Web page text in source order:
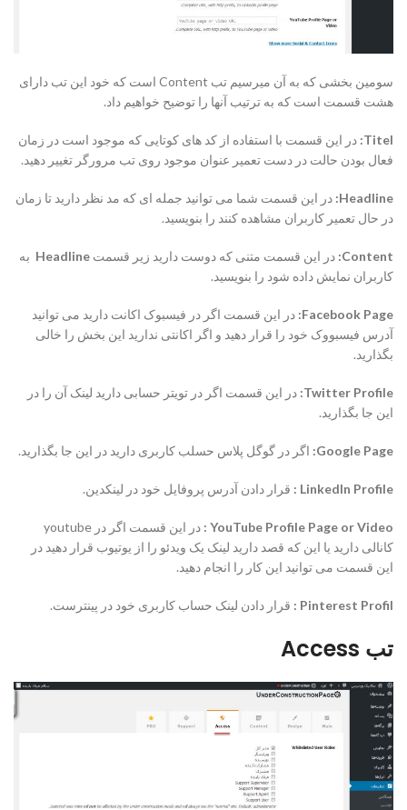
سومین بخشی که به آن میرسیم تب Content است که خود این تب دارای
هشت قسمت است که به ترتیب آنها را توضیح خواهیم داد.
Titel: در این قسمت با استفاده از کد های کوتایی که موجود است در زمان
فعال بودن حالت در دست تعمیر عنوان موجود روی تب مرورگر تغییر دهید.
Headline: در این قسمت شما می توانید جمله ای که مد نظر دارید تا زمان
در حال تعمیر کاربران مشاهده کنند را بنویسید.
Content: در این قسمت متنی که دوست دارید زیر قسمت Headline به
کاربران نمایش داده شود را بنویسید.
Facebook Page: در این قسمت اگر در فیسبوک اکانت دارید می توانید
آدرس فیسبووک خود را قرار دهید و اگر اکانتی ندارید این بخش را خالی
بگذارید.
Twitter Profile: در این قسمت اگر در تویتر حسابی دارید لینک آن را در
این جا بگذارید.
Google Page: اگر در گوگل پلاس حسلب کاربری دارید در این جا بگذارید.
LinkedIn Profile : قرار دادن آدرس پروفایل خود در لینکدین.
YouTube Profile Page or Video :
کانالی دارید یا این که قصد دارید لینک یک ویدئو را از یوتیوب قرار دهید در
این قسمت می توانید این کار را انجام دهید.
Pinterest Profil : قرار دادن لینک حساب کاربری خود در پینترست.
تب Access